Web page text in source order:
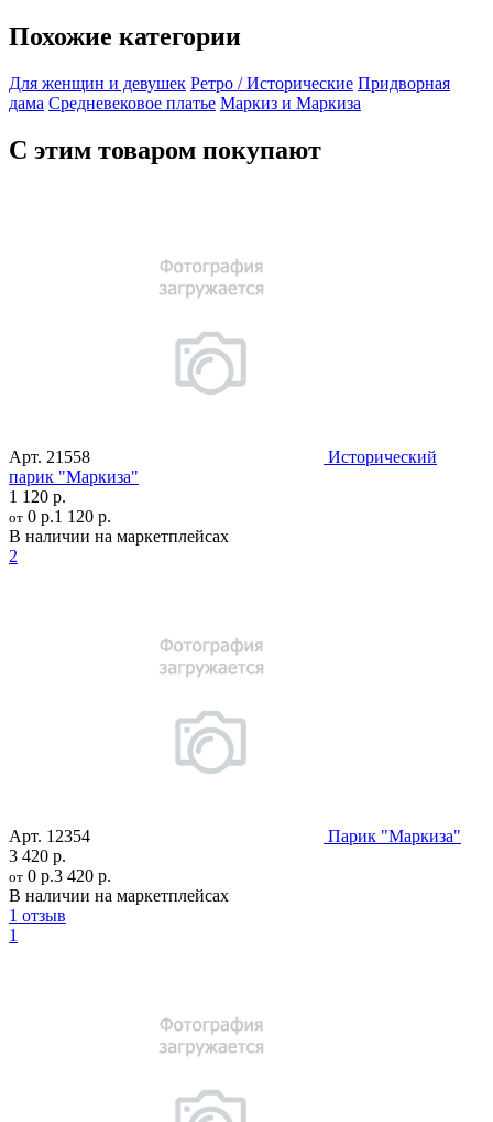
Похожие категории
Для женщин и девушек Ретро / Исторические Придворная
дама Средневековое платье Маркиз и Маркиза
С этим товаром покупают
Арт. 21558
Исторический
парик "Маркиза"
1 120 р.
от 0 р.1 120 р.
В наличии на маркетплейсах
2
Арт. 12354
Парик "Маркиза"
3 420 р.
от 0 р.3 420 р.
В наличии на маркетплейсах
1 отзыв
1